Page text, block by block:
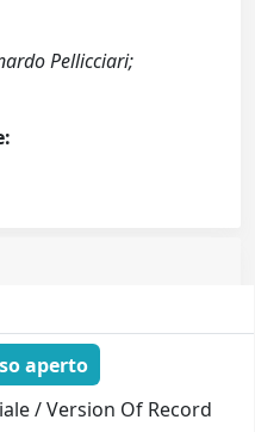
Pellicciari;
aperto
/ Version Of Record